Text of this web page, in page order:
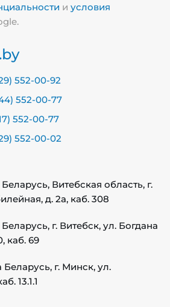
и условия
552-00-92
552-00-77
552-00-77
552-00-02
Витебская область, г.
д. 2а, каб. 308
г. Витебск, ул. Богдана
каб. 69
г. Минск, ул.
13.1.1